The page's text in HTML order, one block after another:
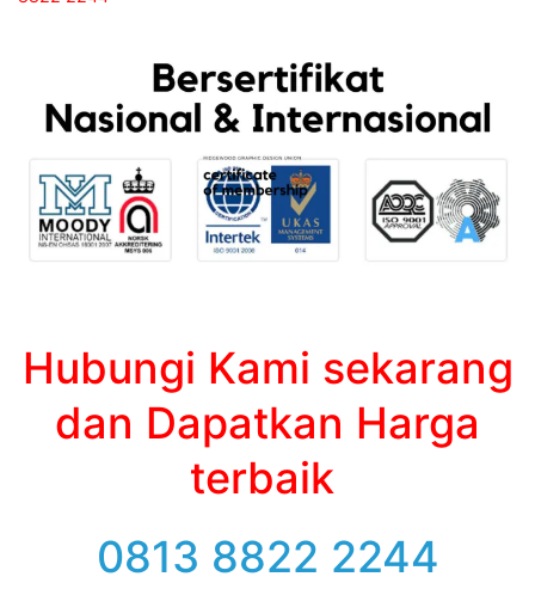
Hubungi Kami sekarang
dan Dapatkan Harga
terbaik
0813 8822 2244